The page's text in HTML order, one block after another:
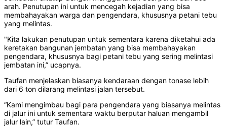
arah. Penutupan ini untuk mencegah kejadian yang bisa
membahayakan warga dan pengendara, khususnya petani tebu
yang melintas.
"Kita lakukan penutupan untuk sementara karena diketahui ada
keretakan bangunan jembatan yang bisa membahayakan
pengendara, khususnya bagi petani tebu yang sering melintasi
jembatan ini,” ucapnya.
Taufan menjelaskan biasanya kendaraan dengan tonase lebih
dari 6 ton dilarang melintasi jalan tersebut.
“Kami mengimbau bagi para pengendara yang biasanya melintas
di jalur ini untuk sementara waktu berputar haluan mengambil
jalur lain,” tutur Taufan.